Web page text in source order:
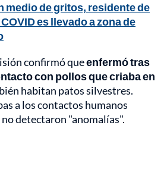
medio de gritos, residente de
es llevado a zona de
confirmó queenfermó tras
con pollos que criaba en
habitan patos silvestres.
a los contactos humanos
no detectaron "anomalías".